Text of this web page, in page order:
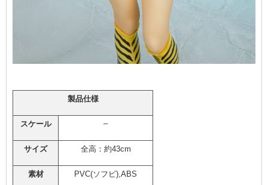
製品仕様
スケール –
サイズ 全高：約43cm
素材 PVC(ソフビ),ABS